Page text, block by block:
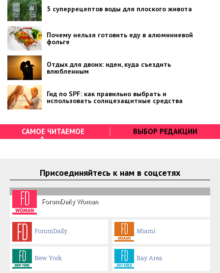
5 суперрецептов воды для плоского живота
Почему нельзя готовить еду в алюминиевой
фольге
Отдых для двоих: идеи, куда съездить
влюбленным
Гид по SPF: как правильно выбрать и
использовать солнцезащитные средства
САМОЕ ЧИТАЕМОЕ ВЫБОР РЕДАКЦИИ
Присоединяйтесь к нам в соцсетях
ForumDaily Woman
ForumDaily Miami
New York Bay Area